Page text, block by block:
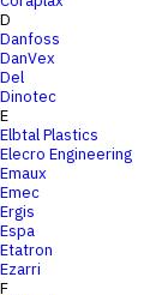
D
Danfoss
DanVex
Del
Dinotec
E
Elbtal Plastics
Elecro Engineering
Emaux
Emec
Ergis
Espa
Etatron
Ezarri
F